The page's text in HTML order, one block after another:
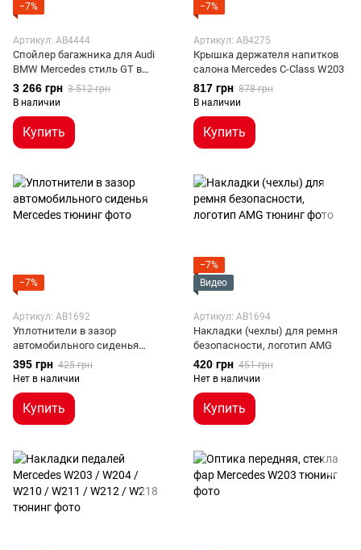
−7%
Артикул: AB4444
Cпойлер багажника для Audi
BMW Mercedes стиль GT в
черный глянцевый
3 266 грн 3 512 грн
В наличии
Купить
−7%
Артикул: AB4275
Крышка держателя напитков
салона Mercedes C-Class W203
817 грн 878 грн
В наличии
Купить
−7%
Артикул: AB1692
Уплотнители в зазор
автомобильного сиденья
Mercedes
395 грн 425 грн
Нет в наличии
Купить
−7%
Видео
Артикул: AB1694
Накладки (чехлы) для ремня
безопасности, логотип AMG
420 грн 451 грн
Нет в наличии
Купить